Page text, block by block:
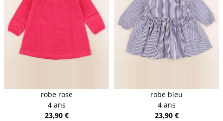
robe rose
4 ans
23,90 €
robe bleu
4 ans
23,90 €